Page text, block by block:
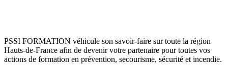
PSSI FORMATION véhicule son savoir-faire sur toute la région
Hauts-de-France afin de devenir votre partenaire pour toutes vos
actions de formation en prévention, secourisme, sécurité et incendie.